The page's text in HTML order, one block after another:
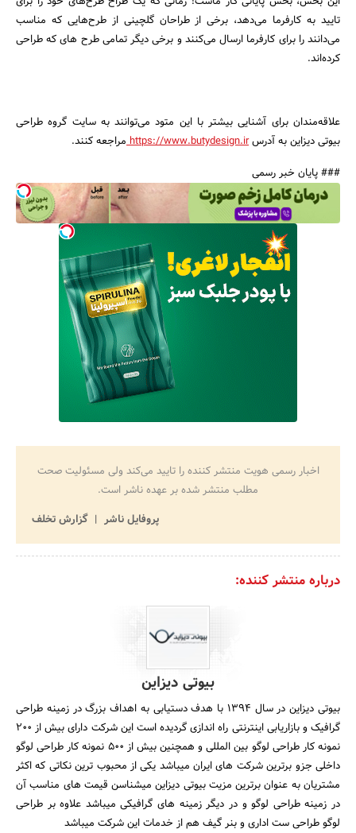
تایید به کارفرما می‌دهد، برخی از طراحان گلچینی از طرح‌هایی که مناسب
می‌دانند را برای کارفرما ارسال می‌کنند و برخی دیگر تمامی طرح های که طراحی
کرده‌اند.
علاقه‌مندان برای آشنایی بیشتر با این متود می‌توانند به سایت گروه طراحی
بیوتی دیزاین به آدرسhttps://www.butydesign.ir مراجعه کنند.
### پایان خبر رسمی
اخبار رسمی هویت منتشر کننده را تایید می‌کند ولی مسئولیت صحت
مطلب منتشر شده بر عهده ناشر است.
پروفایل ناشر
گزارش تخلف
درباره منتشر کننده:
بیوتی دیزاین
بیوتی دیزاین در سال 1394 با هدف دستیابی به اهداف بزرگ در زمینه طراحی
گرافیک و بازاریابی اینترنتی راه اندازی گردیده است این شرکت دارای بیش از 200
نمونه کار طراحی لوگو بین المللی و همچنین بیش از 500 نمونه کار طراحی لوگو
داخلی جزو برترین شرکت های ایران میباشد یکی از محبوب ترین نکاتی که اکثر
مشتریان به عنوان برترین مزیت بیوتی دیزاین میشناسن قیمت های مناسب آن
در زمینه طراحی لوگو و در دیگر زمینه های گرافیکی میباشد علاوه بر طراحی
لوگو طراحی ست اداری و بنر گیف هم از خدمات این شرکت میباشد